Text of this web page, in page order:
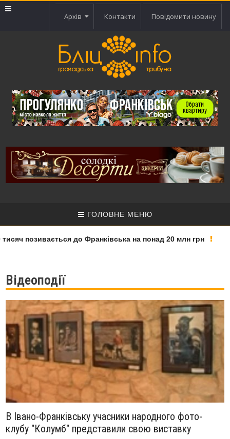
Архів Контакти Повідомити новину
ГОЛОВНЕ МЕНЮ
позивається до Франківська на понад 20 млн грн
Відеоподії
В Івано-Франківську учасники народного фото-
клубу "Колумб" представили свою виставку